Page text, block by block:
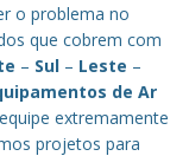
o problema no
que cobrem com
– Sul – Leste –
de Ar
extremamente
projetos para